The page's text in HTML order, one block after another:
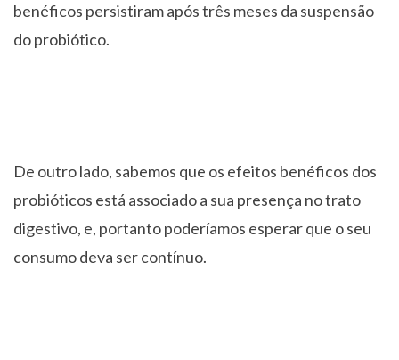
benéficos persistiram após três meses da suspensão
do probiótico.
De outro lado, sabemos que os efeitos benéficos dos
probióticos está associado a sua presença no trato
digestivo, e, portanto poderíamos esperar que o seu
consumo deva ser contínuo.